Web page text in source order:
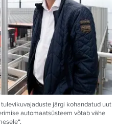
järgi kohandatud uut
automaatsüsteem võtab vähe